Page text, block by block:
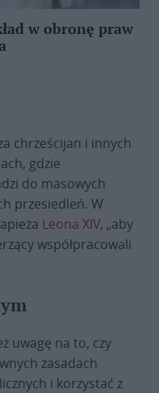
w obronę praw
chrześcijan i innych
gdzie
do masowych
przesiedleń. W
Leona XIV, „aby
współpracowali
uwagę na to, czy
zasadach
i korzystać z